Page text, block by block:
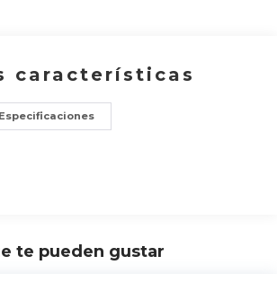
características
Especificaciones
te pueden gustar